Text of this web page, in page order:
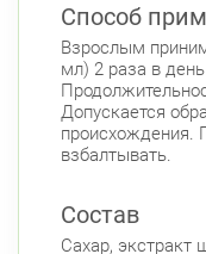
ул.
Круглосуточно
Проспект
ул. Дыбенко
Улица
Проспект
Петроградский
Способ
Взрослым
мл) 2 раза в
Допускается
происхождения.
взбалтывать.
Состав
Сахар, экстракт